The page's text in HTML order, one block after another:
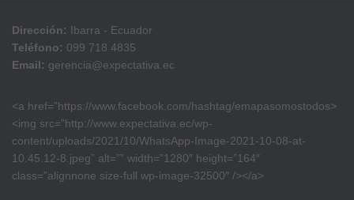
Dirección: Ibarra - Ecuador
Teléfono: 099 718 4835
Email: gerencia@expectativa.ec
<a href=”https://www.facebook.com/hashtag/emapasomostodos>
<img src=”http://www.expectativa.ec/wp-
content/uploads/2021/10/WhatsApp-Image-2021-10-08-at-
10.45.12-8.jpeg” alt=”” width=”1280″ height=”164″
class=”alignnone size-full wp-image-32500″ /></a>